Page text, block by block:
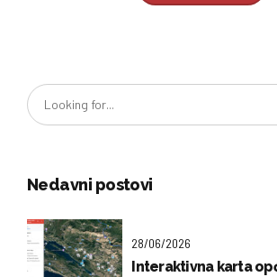
Nedavni postovi
28/06/2026
Interaktivna karta